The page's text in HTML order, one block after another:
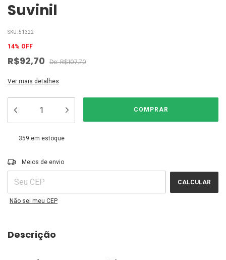
Suvinil
SKU:51322
14% OFF
R$92,70 R$107,70
Ver mais detalhes
359 em estoque
Entregas para o CEP:
Meios de envio
CALCULAR
Não sei meu CEP
Descrição